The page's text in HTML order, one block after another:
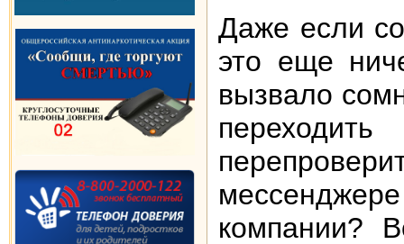
Даже если
это еще
вызвало
компании?